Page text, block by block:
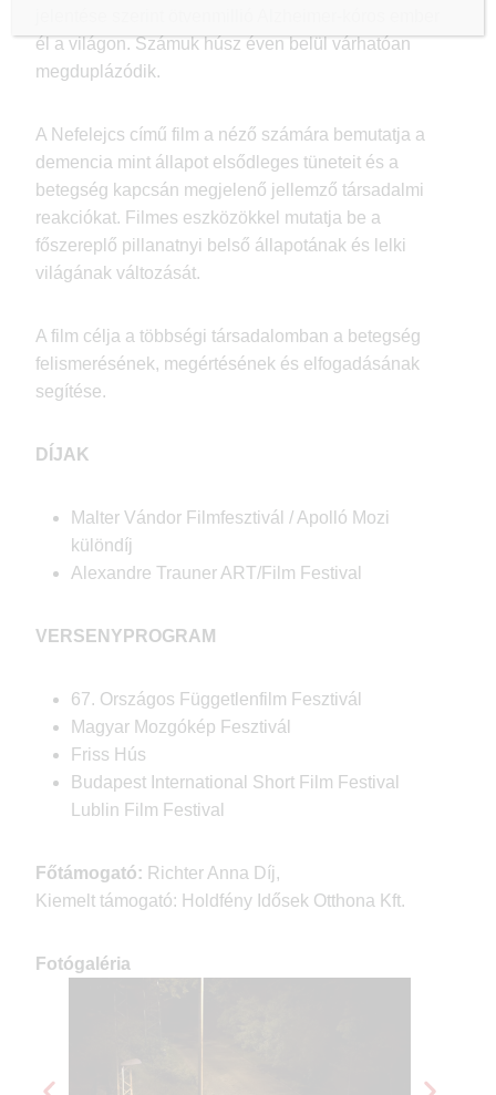
él a világon. Számuk húsz éven belül várhatóan
megduplázódik.
A Nefelejcs című film a néző számára bemutatja a
demencia mint állapot elsődleges tüneteit és a
betegség kapcsán megjelenő jellemző társadalmi
reakciókat. Filmes eszközökkel mutatja be a
főszereplő pillanatnyi belső állapotának és lelki
világának változását.
A film célja a többségi társadalomban a betegség
felismerésének, megértésének és elfogadásának
segítése.
DÍJAK
Malter Vándor Filmfesztivál / Apolló Mozi
különdíj
Alexandre Trauner ART/Film Festival
VERSENYPROGRAM
67. Országos Függetlenfilm Fesztivál
Magyar Mozgókép Fesztivál
Friss Hús
Budapest International Short Film Festival
Lublin Film Festival
Főtámogató: Richter Anna Díj,
Kiemelt támogató: Holdfény Idősek Otthona Kft.
Fotógaléria